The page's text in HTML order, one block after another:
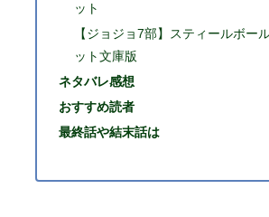
ット
【ジョジョ7部】スティールボー
ット文庫版
ネタバレ感想
おすすめ読者
最終話や結末話は